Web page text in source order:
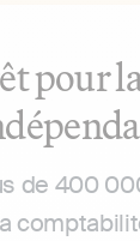
pour
de 400